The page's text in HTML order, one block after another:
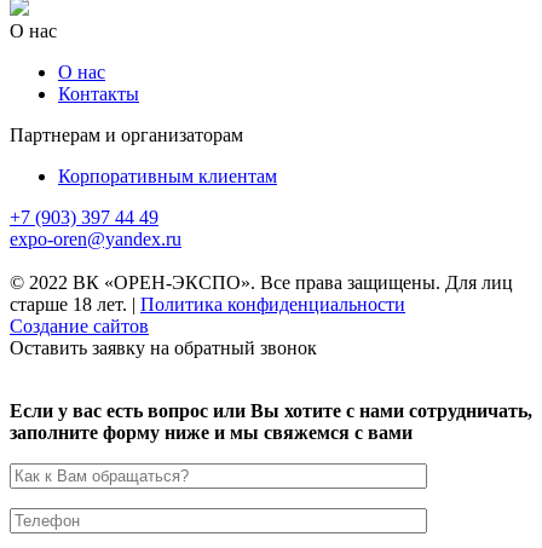
О нас
О нас
Контакты
Партнерам и организаторам
Корпоративным клиентам
+7 (903) 397 44 49
expo-oren@yandex.ru
© 2022 ВК «ОРЕН-ЭКСПО». Все права защищены. Для лиц
старше 18 лет. | Политика конфиденциальности
Создание сайтов
Оставить заявку на обратный звонок
Если у вас есть вопрос или Вы хотите с нами сотрудничать,
заполните форму ниже и мы свяжемся с вами